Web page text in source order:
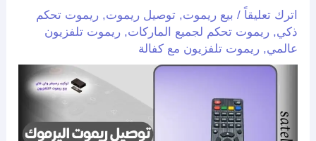
اترك تعليقاً / بيع ريموت,توصيل ريموت,ريموت تحكم
ذكي,ريموت تحكم لجميع الماركات,ريموت تلفزيون
عالمي,ريموت تلفزيون مع كفالة